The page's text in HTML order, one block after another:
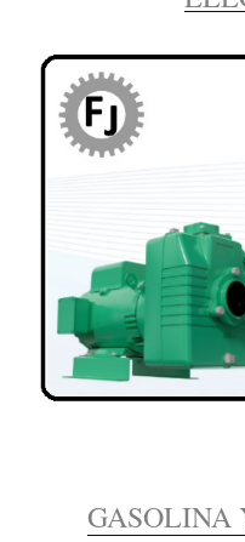
GASOLINA